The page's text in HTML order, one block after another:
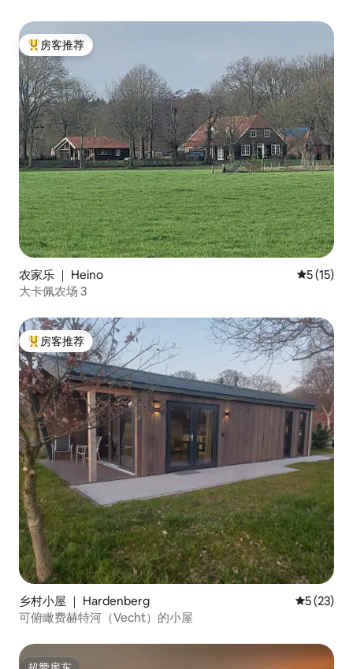
热门「房客推荐」
房客推荐
农家乐 ｜ Heino 平均评分
5 (15)
大卡佩农场 3
热门「房客推荐」
房客推荐
乡村小屋 ｜ Hardenberg 平均评分
5 (23)
可俯瞰费赫特河（Vecht）的小屋